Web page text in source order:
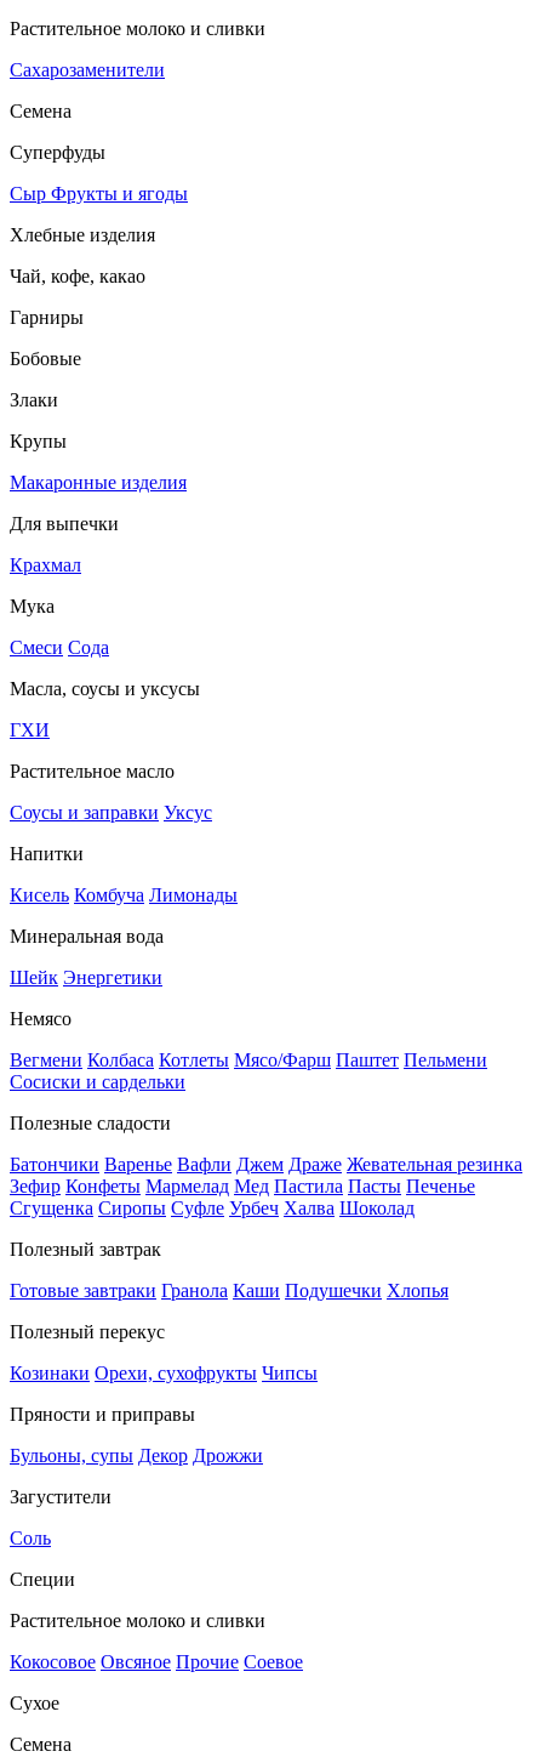
Растительное молоко и сливки
Сахарозаменители
Семена
Суперфуды
Сыр Фрукты и ягоды
Хлебные изделия
Чай, кофе, какао
Гарниры
Бобовые
Злаки
Крупы
Макаронные изделия
Для выпечки
Крахмал
Мука
Смеси Сода
Масла, соусы и уксусы
ГХИ
Растительное масло
Соусы и заправки Уксус
Напитки
Кисель Комбуча Лимонады
Минеральная вода
Шейк Энергетики
Немясо
Вегмени Колбаса Котлеты Мясо/Фарш Паштет Пельмени
Сосиски и сардельки
Полезные сладости
Батончики Варенье Вафли Джем Драже Жевательная резинка
Зефир Конфеты Мармелад Мед Пастила Пасты Печенье
Сгущенка Сиропы Суфле Урбеч Халва Шоколад
Полезный завтрак
Готовые завтраки Гранола Каши Подушечки Хлопья
Полезный перекус
Козинаки Орехи, сухофрукты Чипсы
Пряности и приправы
Бульоны, супы Декор Дрожжи
Загустители
Соль
Специи
Растительное молоко и сливки
Кокосовое Овсяное Прочие Соевое
Сухое
Семена